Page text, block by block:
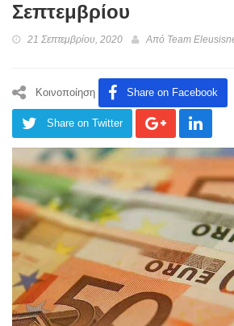
Σεπτεμβρίου
21 Σεπτεμβρίου, 2020 Από Team
Κοινοποίηση Share on Facebook
Share on Twitter